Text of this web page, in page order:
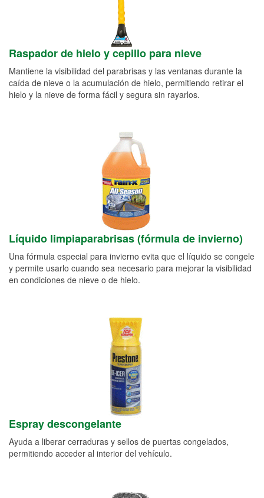
Raspador de hielo y cepillo para nieve
Mantiene la visibilidad del parabrisas y las ventanas durante la
caída de nieve o la acumulación de hielo, permitiendo retirar el
hielo y la nieve de forma fácil y segura sin rayarlos.
Líquido limpiaparabrisas (fórmula de invierno)
Una fórmula especial para invierno evita que el líquido se congele
y permite usarlo cuando sea necesario para mejorar la visibilidad
en condiciones de nieve o de hielo.
Espray descongelante
Ayuda a liberar cerraduras y sellos de puertas congelados,
permitiendo acceder al interior del vehículo.